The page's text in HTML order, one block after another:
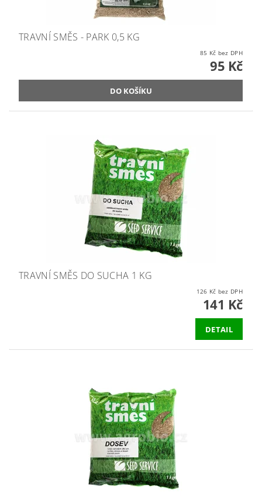
TRAVNÍ SMĚS - PARK 0,5 KG
85 Kč bez DPH
95 Kč
TRAVNÍ SMĚS DO SUCHA 1 KG
126 Kč bez DPH
141 Kč
DETAIL